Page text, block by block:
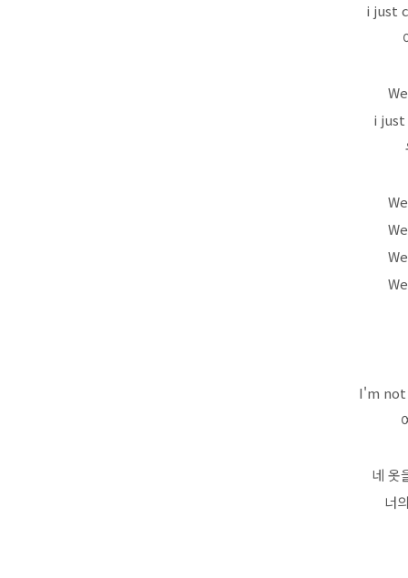
i just
i
I'm
네 옷
너